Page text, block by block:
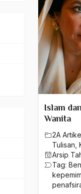
Islam
Wanita
2A
Tulisan
Arsip
Tag: